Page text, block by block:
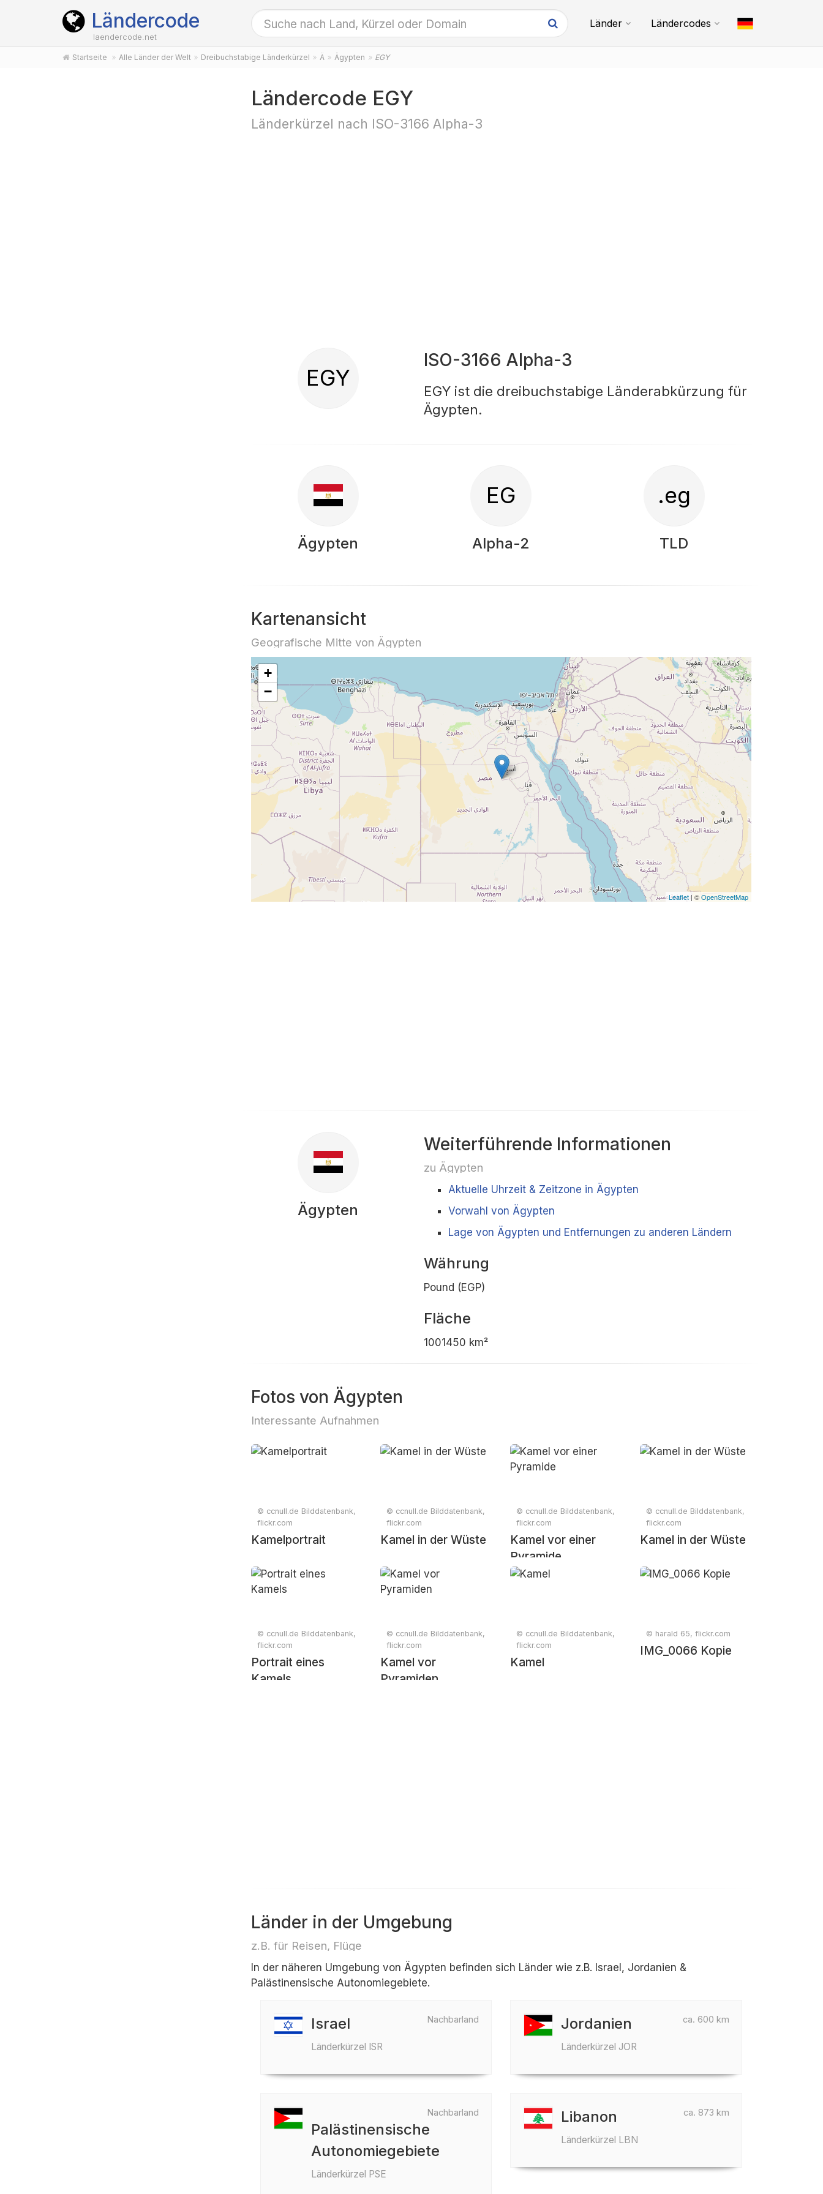
Ländercode
laendercode.net
Länder Ländercodes
Startseite Alle Länder der Welt Dreibuchstabige Länderkürzel Ä Ägypten EGY
Ländercode EGY
Länderkürzel nach ISO-3166 Alpha-3
EGY
ISO-3166 Alpha-3
EGY ist die dreibuchstabige Länderabkürzung für
Ägypten.
Ägypten
EG
Alpha-2
.eg
TLD
Kartenansicht
Geografische Mitte von Ägypten
+
−
Leaflet | ©OpenStreetMap
Ägypten
Weiterführende Informationen
zu Ägypten
Aktuelle Uhrzeit & Zeitzone in Ägypten
Vorwahl von Ägypten
Lage von Ägypten und Entfernungen zu anderen Ländern
Währung
Pound (EGP)
Fläche
1001450 km²
Fotos von Ägypten
Interessante Aufnahmen
© ccnull.de Bilddatenbank,
flickr.com
Kamelportrait
© ccnull.de Bilddatenbank,
flickr.com
Kamel in der Wüste
© ccnull.de Bilddatenbank,
flickr.com
Kamel vor einer
Pyramide
© ccnull.de Bilddatenbank,
flickr.com
Kamel in der Wüste
© ccnull.de Bilddatenbank,
flickr.com
Portrait eines
Kamels
© ccnull.de Bilddatenbank,
flickr.com
Kamel vor
Pyramiden
© ccnull.de Bilddatenbank,
flickr.com
Kamel
© harald 65, flickr.com
IMG_0066 Kopie
Länder in der Umgebung
z.B. für Reisen, Flüge
In der näheren Umgebung von Ägypten befinden sich Länder wie z.B. Israel, Jordanien &
Palästinensische Autonomiegebiete.
Nachbarland
Israel
Länderkürzel ISR
ca. 600 km
Jordanien
Länderkürzel JOR
Nachbarland
Palästinensische
Autonomiegebiete
Länderkürzel PSE
ca. 873 km
Libanon
Länderkürzel LBN